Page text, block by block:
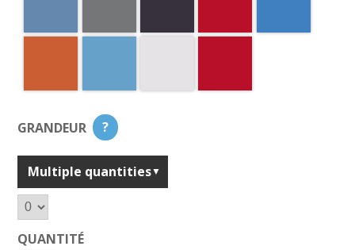
GRANDEUR ?
Multiple quantities
QUANTITÉ